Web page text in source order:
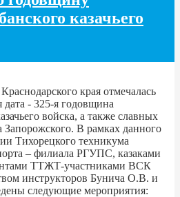
казачьего
края отмечалась
дата - 325-я годовщина
войска, а также славных
Запорожского. В рамках данного
Тихорецкого техникума
– филиала РГУПС, казаками
ТТЖТ-участниками ВСК
инструкторов Бунича О.В. и
следующие мероприятия: